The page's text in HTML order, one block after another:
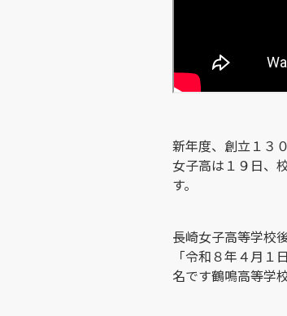
新年度、創立１３
女子高は１９日、
す。
長崎女子高等学校
「令和８年４月
名です鶴鳴高等学